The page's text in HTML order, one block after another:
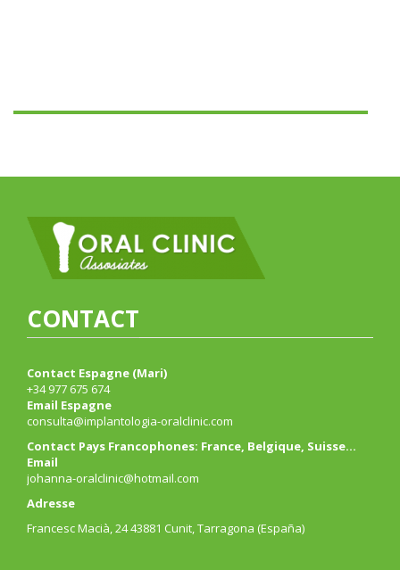
CONTACT
Contact Espagne (Mari)
+34 977 675 674
Email Espagne
consulta@implantologia-oralclinic.com
Contact Pays Francophones: France, Belgique, Suisse…
Email
johanna-oralclinic@hotmail.com
Adresse
Francesc Macià, 24 43881 Cunit, Tarragona (España)